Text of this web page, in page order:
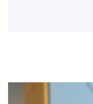
wereldwijde
complexe